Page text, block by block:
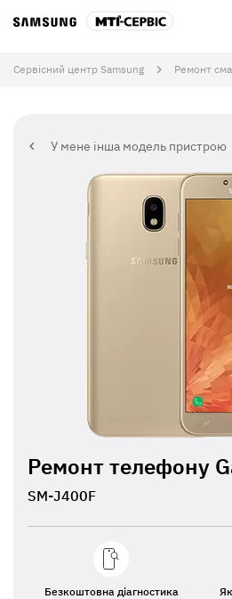
Сервісний центр Samsung Ремонт
У мене інша модель пристрою
Ремонт телефону
SM-J400F
Безкоштовна діагностика